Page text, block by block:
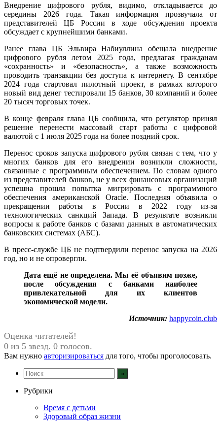
Внедрение цифрового рубля, видимо, откладывается до
середины 2026 года. Такая информация прозвучала от
представителей ЦБ России в ходе обсуждения проекта
обсуждает с крупнейшими банками.
Ранее глава ЦБ Эльвира Набиуллина обещала внедрение
цифрового рубля летом 2025 года, предлагая гражданам
«сохранность» и «безопасность», а также возможность
проводить транзакции без доступа к интернету. В сентябре
2024 года стартовал пилотный проект, в рамках которого
новый вид денег тестировали 15 банков, 30 компаний и более
20 тысяч торговых точек.
В конце февраля глава ЦБ сообщила, что регулятор принял
решение перенести массовый старт работы с цифровой
валютой с 1 июля 2025 года на более поздний срок.
Перенос сроков запуска цифрового рубля связан с тем, что у
многих банков для его внедрении возникли сложности,
связанные с программным обеспечением. По словам одного
из представителей банков, не у всех финансовых организаций
успешна прошла попытка мигрировать с программного
обеспечения американской Oracle. Последняя объявила о
прекращении работы в России в 2022 году из-за
технологических санкций Запада. В результате возникли
вопросы к работе банков с базами данных в автоматических
банковских системах (АБС).
В пресс-службе ЦБ не подтвердили перенос запуска на 2026
год, но и не опровергли.
Дата ещё не определена. Мы её объявим позже,
после обсуждения с банками наиболее
привлекательной для их клиентов
экономической модели.
Источник: happycoin.club
Оценка читателей!
0 из 5 звезд. 0 голосов.
Вам нужно авторизироваться для того, чтобы проголосовать.
Рубрики
Время с детьми
Здоровый образ жизни